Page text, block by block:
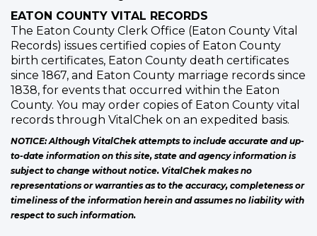
EATON COUNTY VITAL RECORDS
The Eaton County Clerk Office (Eaton County Vital
Records) issues certified copies of Eaton County
birth certificates, Eaton County death certificates
since 1867, and Eaton County marriage records since
1838, for events that occurred within the Eaton
County. You may order copies of Eaton County vital
records through VitalChek on an expedited basis.
NOTICE: Although VitalChek attempts to include accurate and up-
to-date information on this site, state and agency information is
subject to change without notice. VitalChek makes no
representations or warranties as to the accuracy, completeness or
timeliness of the information herein and assumes no liability with
respect to such information.